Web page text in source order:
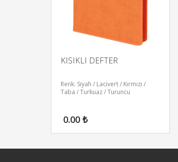
KISIKLI DEFTER
Renk: Siyah / Lacivert / Kırmızı /
Taba / Turkuaz / Turuncu
0.00 ₺